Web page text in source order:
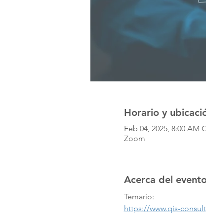
Horario y
Feb 04, 2025, 8:00 AM
Zoom
Acerca del
Temario:
https://www.qis-